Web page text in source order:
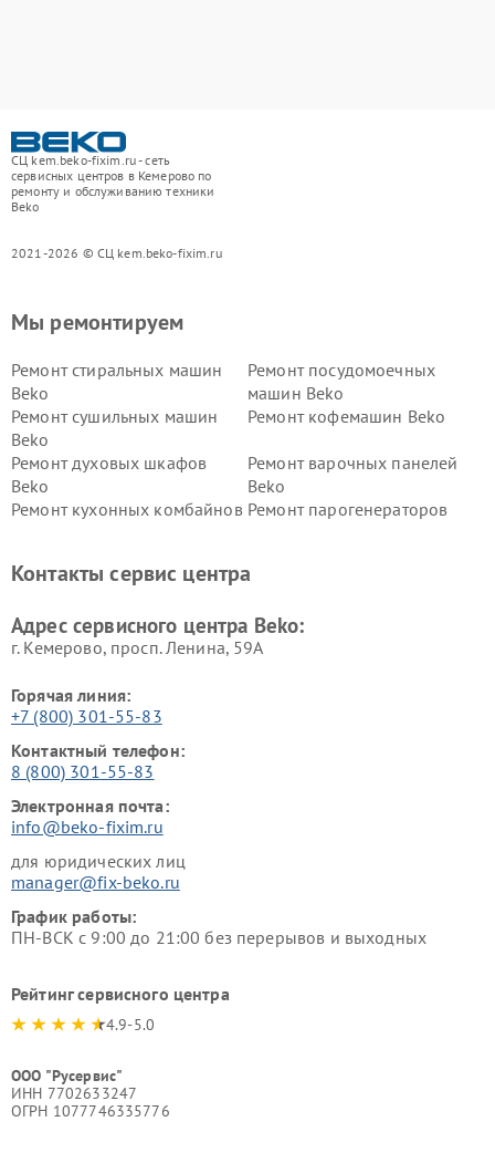
СЦ kem.beko-fixim.ru - сеть
сервисных центров в Кемерово по
ремонту и обслуживанию техники
Beko
2021-2026 © СЦ kem.beko-fixim.ru
Мы ремонтируем
Ремонт стиральных машин
Beko
Ремонт посудомоечных
машин Beko
Ремонт сушильных машин
Beko
Ремонт кофемашин Beko
Ремонт духовых шкафов
Beko
Ремонт варочных панелей
Beko
Ремонт кухонных комбайнов Ремонт парогенераторов
Ремонт холодильников Beko Ремонт морозильных камер
Контакты сервис центра
Адрес сервисного центра Beko:
г. Кемерово, просп. Ленина, 59А
Горячая линия:
+7 (800) 301-55-83
Контактный телефон:
8 (800) 301-55-83
Электронная почта:
info@beko-fixim.ru
для юридических лиц
manager@fix-beko.ru
График работы:
ПН-ВСК с 9:00 до 21:00 без перерывов и выходных
Рейтинг сервисного центра
4.9-5.0
ООО "Русервис"
ИНН 7702633247
ОГРН 1077746335776